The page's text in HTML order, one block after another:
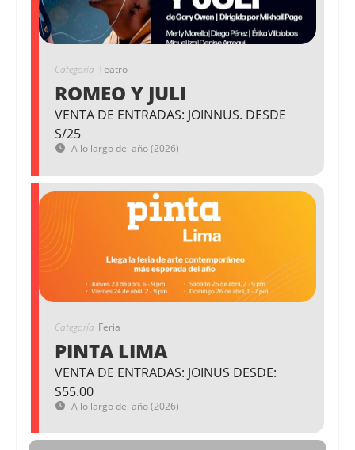
Categoría Teatro
ROMEO Y JULI
VENTA DE ENTRADAS: JOINNUS. DESDE
S/25
A lo largo del año (2026)
Categoría Feria
PINTA LIMA
VENTA DE ENTRADAS: JOINUS DESDE:
S55.00
A lo largo del año (2026)